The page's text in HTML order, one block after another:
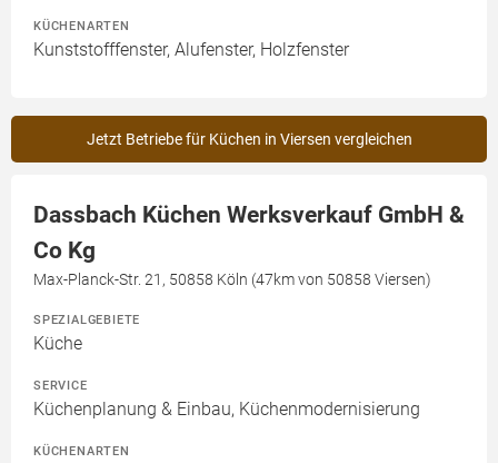
KÜCHENARTEN
Kunststofffenster, Alufenster, Holzfenster
Jetzt Betriebe für Küchen in Viersen vergleichen
Dassbach Küchen Werksverkauf GmbH &
Co Kg
Max-Planck-Str. 21, 50858 Köln (47km von 50858 Viersen)
SPEZIALGEBIETE
Küche
SERVICE
Küchenplanung & Einbau, Küchenmodernisierung
KÜCHENARTEN